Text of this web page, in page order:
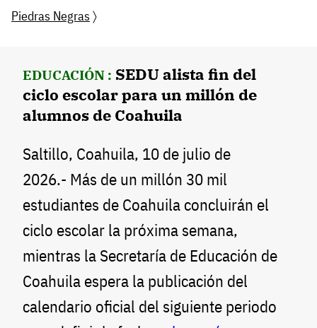
Piedras Negras 〉
EDUCACIÓN : SEDU alista fin del
ciclo escolar para un millón de
alumnos de Coahuila
Saltillo, Coahuila, 10 de julio de
2026.- Más de un millón 30 mil
estudiantes de Coahuila concluirán el
ciclo escolar la próxima semana,
mientras la Secretaría de Educación de
Coahuila espera la publicación del
calendario oficial del siguiente periodo